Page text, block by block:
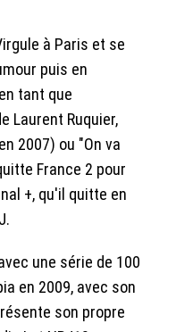
à Paris et se
puis en
tant que
Laurent Ruquier,
2007) ou "On va
France 2 pour
+, qu'il quitte en
une série de 100
en 2009, avec son
son propre